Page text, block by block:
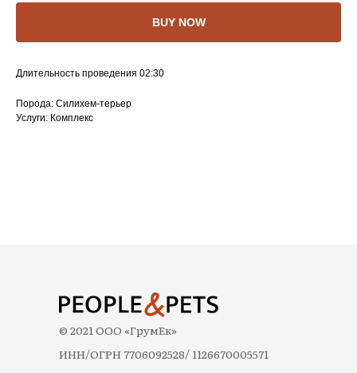
BUY NOW
Длительность проведения 02:30
Порода: Силихем-терьер
Услуги: Комплекс
© 2021 ООО «ГрумЕк»
ИНН/ОГРН 7706092528/ 1126670005571